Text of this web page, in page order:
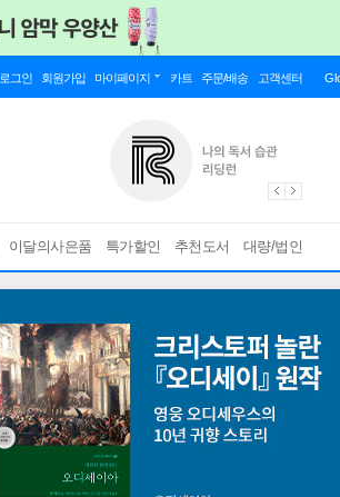
로그인 회원가입 마이페이지 카트 주문/배송 고객센터
이달의사은품 특가할인 추천도서 대량/법인